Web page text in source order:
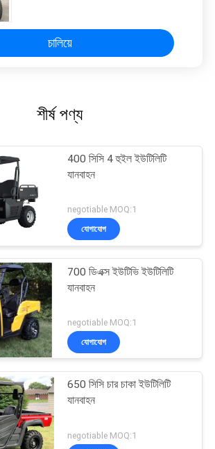
চালিয়ে
শীর্ষ পণ্য
400 সিসি 4 হুইল ইউটিলিটি
যানবাহন
negotiable MOQ:1
যোগাযোগ
700 ডিএক্স ইউটিভি ইউটিলিটি
যানবাহন
negotiable MOQ:1
যোগাযোগ
650 সিসি চার চাকা ইউটিলিটি
যানবাহন
negotiable MOQ:1